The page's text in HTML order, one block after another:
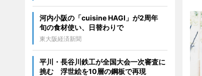
河内小阪の「cuisine HAGI」が2周年
旬の食材使い、日替わりで
東大阪経済新聞
平川・長谷川鉄工が全国大会一次審査に
挑む 浮世絵を10層の鋼板で再現